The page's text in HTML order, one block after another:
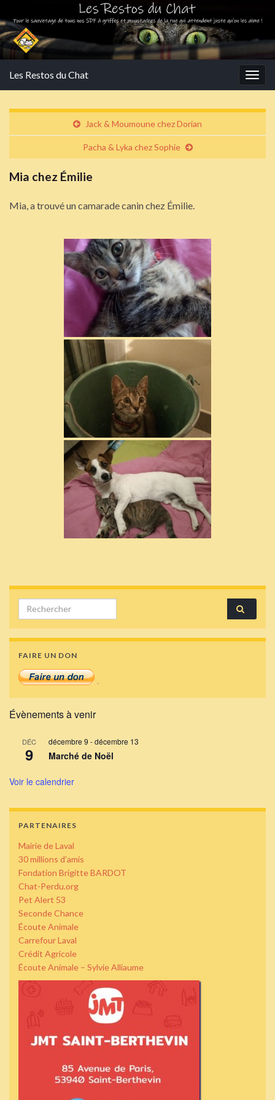
Les Restos du Chat
Jack & Moumoune chez Dorian
Pacha & Lyka chez Sophie
Mia chez Émilie
Mia, a trouvé un camarade canin chez Émilie.
Search for:
FAIRE UN DON
Évènements à venir
DÉC
9
décembre 9 -décembre 13
Marché de Noël
Voir le calendrier
PARTENAIRES
Mairie de Laval
30 millions d’amis
Fondation Brigitte BARDOT
Chat-Perdu.org
Pet Alert 53
Seconde Chance
Écoute Animale
Carrefour Laval
Crédit Agricole
Écoute Animale – Sylvie Alliaume